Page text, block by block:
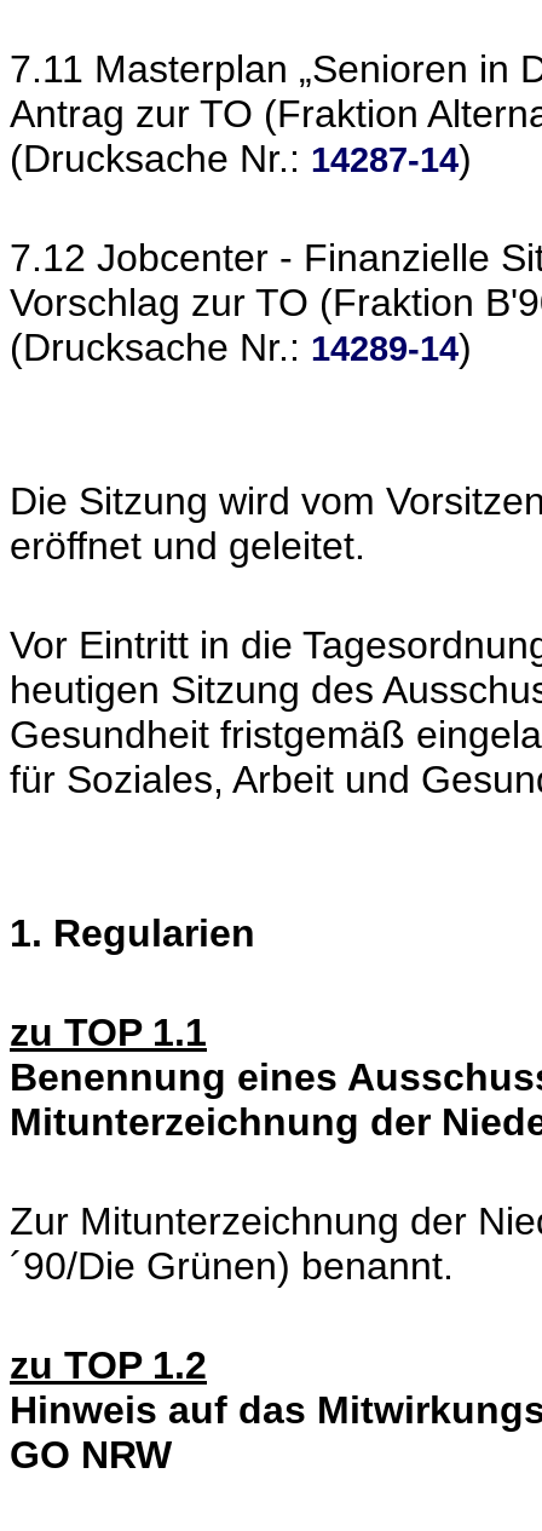
7.11 Masterplan „Senioren in
Antrag zur TO (Fraktion
(Drucksache Nr.: 14287-14)
7.12 Jobcenter - Finanzielle
Vorschlag zur TO (Fraktion
(Drucksache Nr.: 14289-14)
Die Sitzung wird vom
eröffnet und geleitet.
Vor Eintritt in die
heutigen Sitzung des
Gesundheit fristgemäß
für Soziales, Arbeit und
1. Regularien
zu TOP 1.1
Benennung eines
Mitunterzeichnung der
Zur Mitunterzeichnung der
´90/Die Grünen) benannt.
zu TOP 1.2
Hinweis auf das
GO NRW